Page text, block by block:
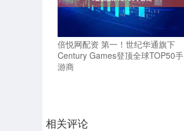
倍悦网配资 第一！世纪华通旗下
Century Games登顶全球TOP50手
游商
相关评论